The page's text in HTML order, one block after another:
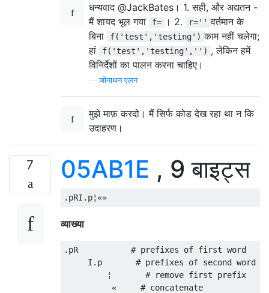
धन्यवाद @JackBates। 1. सही, और अद्यतन -
मैं शायद भूल गया
f= । 2. r='' वर्तमान के
बिना
f('test','testing') काम नहीं चलेगा;
हां
f('test','testing','') , लेकिन हमें
विनिर्देशों का पालन करना चाहिए।
—जोनाथन एलन
मुझे माफ़ करदो। मैं सिर्फ कोड देख रहा था न कि
उदाहरण।
7 05AB1E , 9 बाइट्स
व्याख्या
.pR           # prefixes of first word
     I.p       # prefixes of second word
         ¦       # remove first prefix
          «     # concatenate